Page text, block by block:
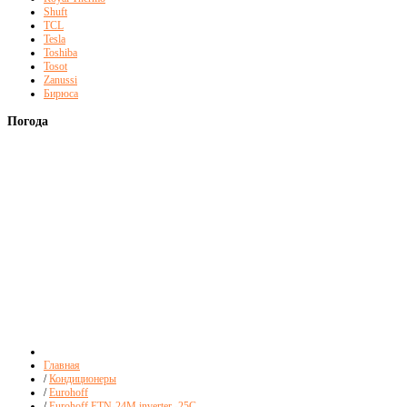
Shuft
TCL
Tesla
Toshiba
Tosot
Zanussi
Бирюса
Погода
Главная
/ Кондиционеры
/ Eurohoff